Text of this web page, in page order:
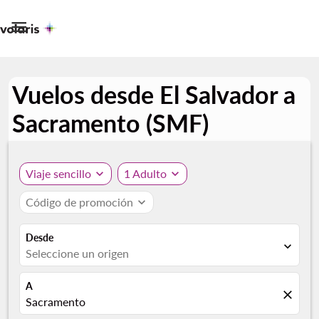

Vuelos desde El Salvador a
Sacramento (SMF)
Viaje sencillo expand_more 1 Adulto expand_more
Código de promoción expand_more
Desde
Seleccione un origen expand_more
A
Sacramento close